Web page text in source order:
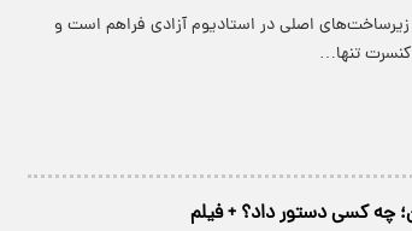
اصلی در استادیوم آزادی فراهم است و
تنها…
چه کسی دستور داد؟ + فیلم